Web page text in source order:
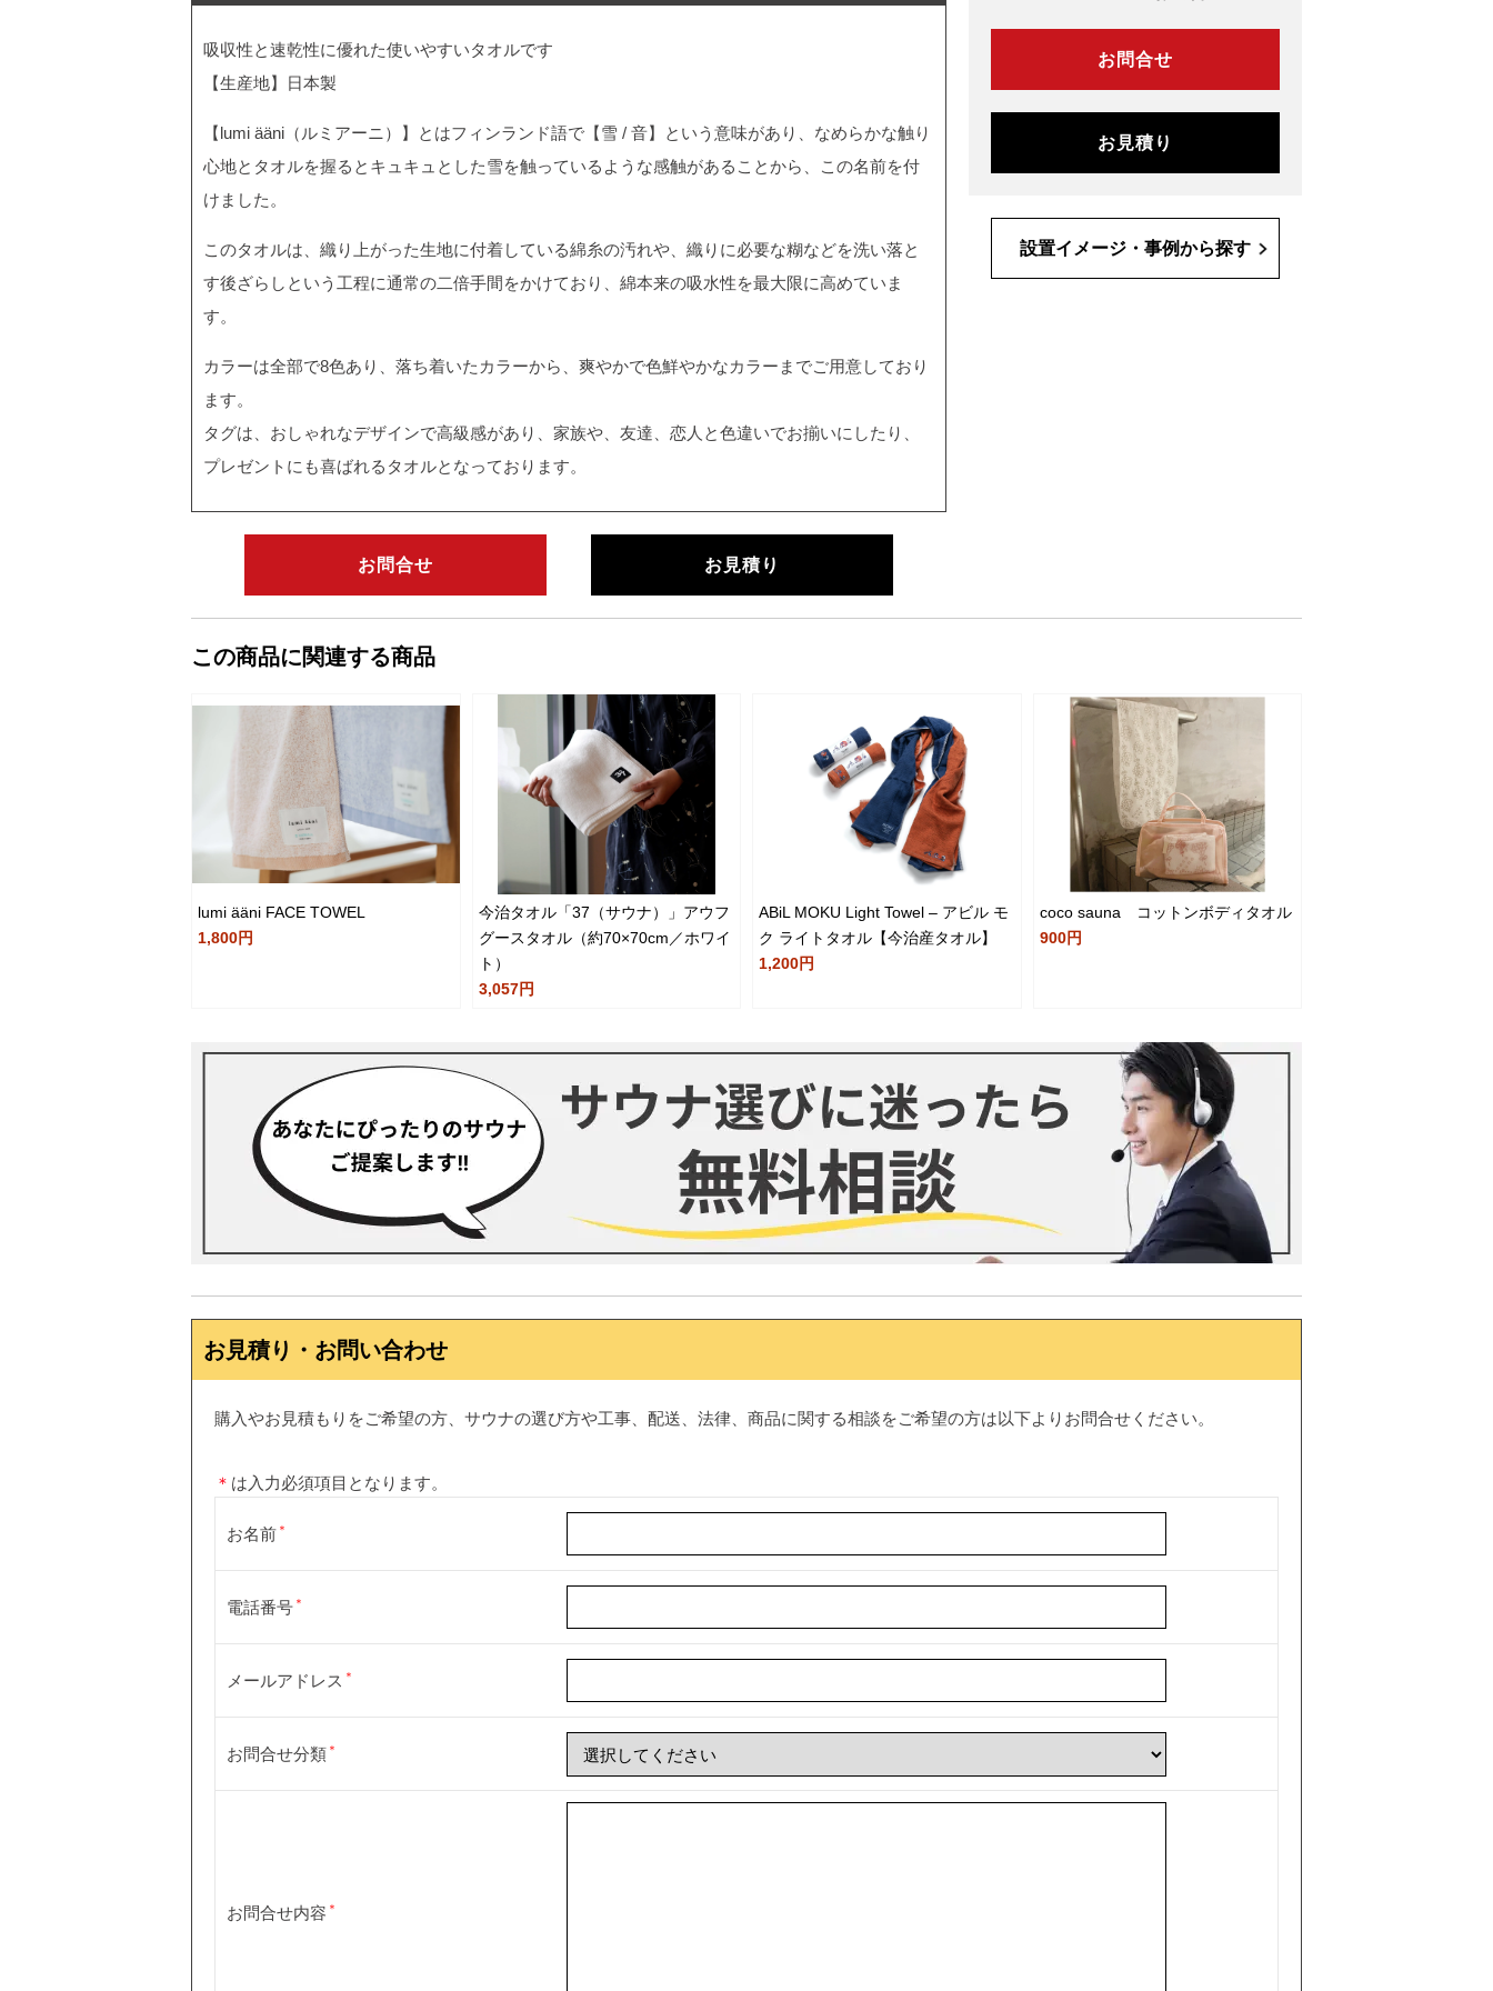
吸収性と速乾性に優れた使いやすいタオルです
【生産地】日本製
【lumi ääni（ルミアーニ）】とはフィンランド語で【雪 / 音】という意味があり、なめらかな触り
心地とタオルを握るとキュキュとした雪を触っているような感触があることから、この名前を付
けました。
このタオルは、織り上がった生地に付着している綿糸の汚れや、織りに必要な糊などを洗い落と
す後ざらしという工程に通常の二倍手間をかけており、綿本来の吸水性を最大限に高めていま
す。
カラーは全部で8色あり、落ち着いたカラーから、爽やかで色鮮やかなカラーまでご用意しており
ます。
タグは、おしゃれなデザインで高級感があり、家族や、友達、恋人と色違いでお揃いにしたり、
プレゼントにも喜ばれるタオルとなっております。
お問合せ
お見積り
設置イメージ・事例から探す
お問合せ お見積り
この商品に関連する商品
lumi ääni FACE TOWEL
1,800円
今治タオル「37（サウナ）」アウフ
グースタオル（約70×70cm／ホワイ
ト）
3,057円
ABiL MOKU Light Towel – アビル モ
ク ライトタオル【今治産タオル】
1,200円
coco sauna コットンボディタオル
900円
お見積り・お問い合わせ
購入やお見積もりをご希望の方、サウナの選び方や工事、配送、法律、商品に関する相談をご希望の方は以下よりお問合せください。
＊ は入力必須項目となります。
お名前
電話番号
メールアドレス
お問合せ分類
お問合せ内容